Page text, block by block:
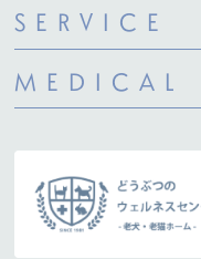
SERVICE
MEDICAL